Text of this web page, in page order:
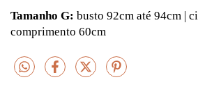
Tamanho G: busto 92cm até 94cm |
comprimento 60cm